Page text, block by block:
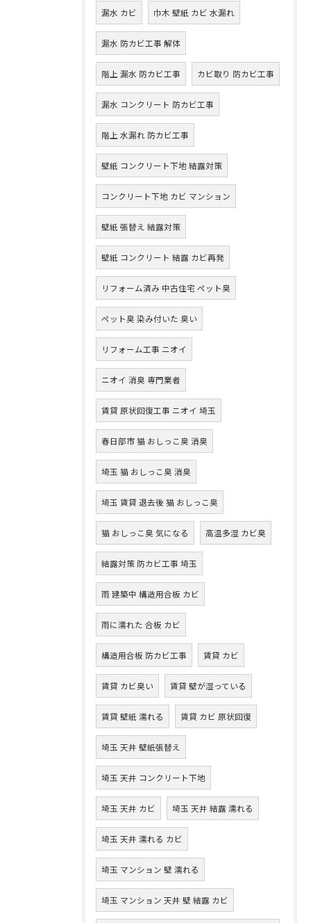
漏水 カビ 巾木 壁紙 カビ 水漏れ
漏水 防カビ工事 解体
階上 漏水 防カビ工事 カビ取り 防カビ工事
漏水 コンクリート 防カビ工事
階上 水漏れ 防カビ工事
壁紙 コンクリート下地 結露対策
コンクリート下地 カビ マンション
壁紙 張替え 結露対策
壁紙 コンクリート 結露 カビ再発
リフォーム済み 中古住宅 ペット臭
ペット臭 染み付いた 臭い
リフォーム工事 ニオイ
ニオイ 消臭 専門業者
賃貸 原状回復工事 ニオイ 埼玉
春日部市 猫 おしっこ臭 消臭
埼玉 猫 おしっこ臭 消臭
埼玉 賃貸 退去後 猫 おしっこ臭
猫 おしっこ臭 気になる 高温多湿 カビ臭
結露対策 防カビ工事 埼玉
雨 建築中 構造用合板 カビ
雨に濡れた 合板 カビ
構造用合板 防カビ工事 賃貸 カビ
賃貸 カビ臭い 賃貸 壁が湿っている
賃貸 壁紙 濡れる 賃貸 カビ 原状回復
埼玉 天井 壁紙張替え
埼玉 天井 コンクリート下地
埼玉 天井 カビ 埼玉 天井 結露 濡れる
埼玉 天井 濡れる カビ
埼玉 マンション 壁 濡れる
埼玉 マンション 天井 壁 結露 カビ